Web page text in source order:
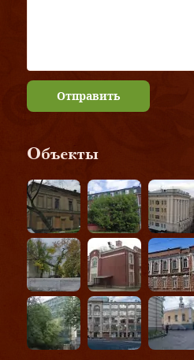
Отправить
Объекты